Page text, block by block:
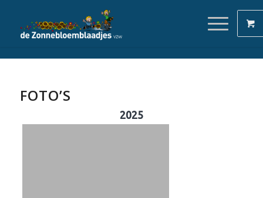
FOTO’S
2025